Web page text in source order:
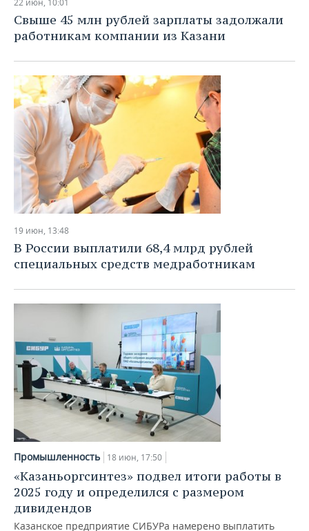
22 июн, 10:01
Свыше 45 млн рублей зарплаты задолжали
работникам компании из Казани
19 июн, 13:48
В России выплатили 68,4 млрд рублей
специальных средств медработникам
Промышленность 18 июн, 17:50
«Казаньоргсинтез» подвел итоги работы в
2025 году и определился с размером
дивидендов
Казанское предприятие СИБУРа намерено выплатить